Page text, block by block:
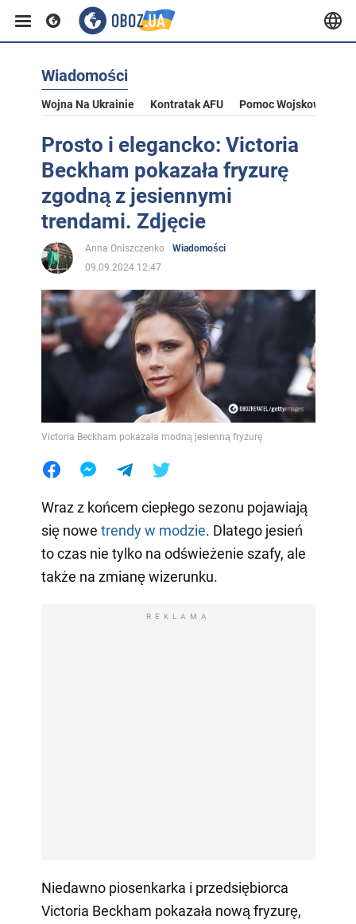
Wiadomości
Wojna Na Ukrainie Kontratak AFU Pomoc Wojskowa Dla
Prosto i elegancko: Victoria
Beckham pokazała fryzurę
zgodną z jesiennymi
trendami. Zdjęcie
Anna Oniszczenko
Wiadomości
09.09.2024 12:47
Victoria Beckham pokazała modną jesienną fryzurę
Wraz z końcem ciepłego sezonu pojawiają
się nowe trendy w modzie. Dlatego jesień
to czas nie tylko na odświeżenie szafy, ale
także na zmianę wizerunku.
REKLAMA
Niedawno piosenkarka i przedsiębiorca
Victoria Beckham pokazała nową fryzurę,